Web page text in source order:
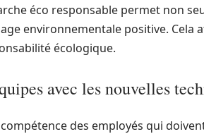
éco responsable permet non
environnementale positive. Cela
écologique.
avec les nouvelles
des employés qui